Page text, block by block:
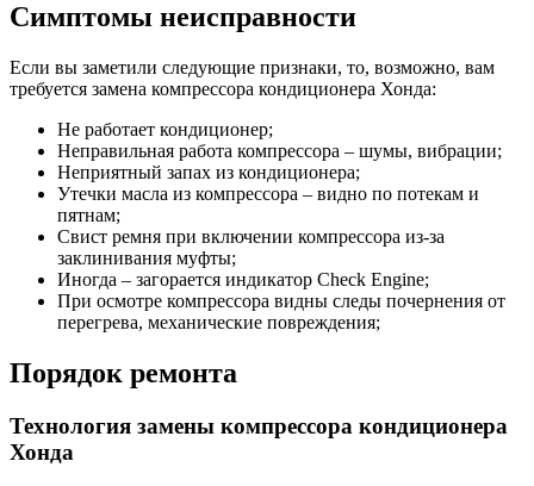
Симптомы неисправности
Если вы заметили следующие признаки, то, возможно, вам
требуется замена компрессора кондиционера Хонда:
Не работает кондиционер;
Неправильная работа компрессора – шумы, вибрации;
Неприятный запах из кондиционера;
Утечки масла из компрессора – видно по потекам и
пятнам;
Свист ремня при включении компрессора из-за
заклинивания муфты;
Иногда – загорается индикатор Check Engine;
При осмотре компрессора видны следы почернения от
перегрева, механические повреждения;
Порядок ремонта
Технология замены компрессора кондиционера
Хонда